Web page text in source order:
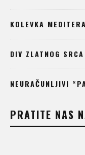
KOLEVKA
DIV ZLATNOG SRCA
NEURAČUNLJIVI
PRATITE NAS